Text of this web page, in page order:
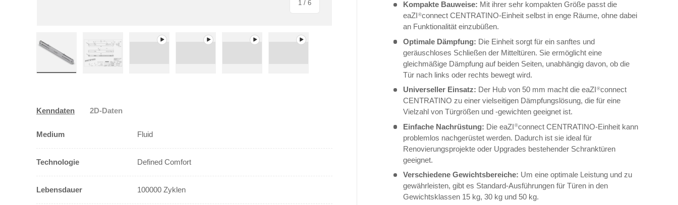
1 / von
6 Kompakte Bauweise: Mit ihrer sehr kompakten Größe passt die
eaZI ®connect CENTRATINO-Einheit selbst in enge Räume, ohne dabei
an Funktionalität einzubüßen.
Optimale Dämpfung: Die Einheit sorgt für ein sanftes und
geräuschloses Schließen der Mitteltüren. Sie ermöglicht eine
gleichmäßige Dämpfung auf beiden Seiten, unabhängig davon, ob die
Tür nach links oder rechts bewegt wird.
Universeller Einsatz: Der Hub von 50 mm macht die eaZI ®connect
CENTRATINO zu einer vielseitigen Dämpfungslösung, die für eine
Vielzahl von Türgrößen und -gewichten geeignet ist.
Einfache Nachrüstung: Die eaZI ®connect CENTRATINO-Einheit kann
problemlos nachgerüstet werden. Dadurch ist sie ideal für
Renovierungsprojekte oder Upgrades bestehender Schranktüren
geeignet.
Verschiedene Gewichtsbereiche: Um eine optimale Leistung und zu
gewährleisten, gibt es Standard-Ausführungen für Türen in den
Gewichtsklassen 15 kg, 30 kg und 50 kg.
Kenndaten 2D-Daten
Medium Fluid
Technologie Defined Comfort
Lebensdauer 100000 Zyklen